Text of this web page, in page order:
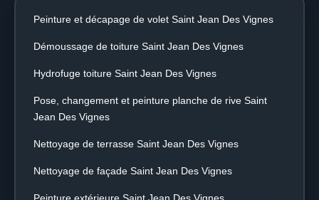
Peinture et décapage de volet Saint Jean Des Vignes
Démoussage de toiture Saint Jean Des Vignes
Hydrofuge toiture Saint Jean Des Vignes
Pose, changement et peinture planche de rive Saint
Jean Des Vignes
Nettoyage de terrasse Saint Jean Des Vignes
Nettoyage de façade Saint Jean Des Vignes